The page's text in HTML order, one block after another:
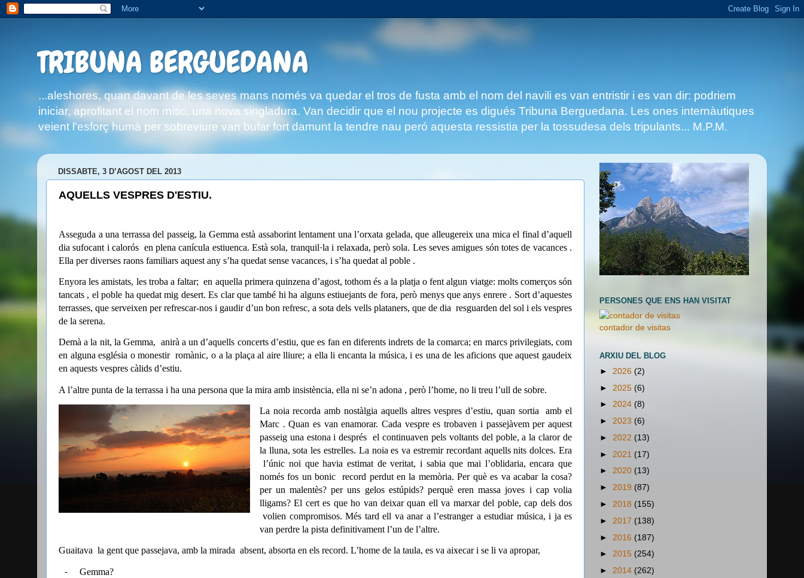
TRIBUNA BERGUEDANA
...aleshores, quan davant de les seves mans només va quedar el tros de fusta amb el nom del navili es van entristir i es van dir: podriem
iniciar, aprofitant el nom mític, una nova singladura. Van decidir que el nou projecte es digués Tribuna Berguedana. Les ones internàutiques
veient l'esforç humà per sobreviure van bufar fort damunt la tendre nau peró aquesta ressistia per la tossudesa dels tripulants... M.P.M.
DISSABTE, 3 D’AGOST DEL 2013
AQUELLS VESPRES D'ESTIU.
Asseguda a una terrassa del passeig, la Gemma està assaborint lentament una l’orxata gelada, que alleugereix una mica el final d’aquell
dia sufocant i calorós en plena canícula estiuenca. Està sola, tranquil·la i relaxada, però sola. Les seves amigues són totes de vacances .
Ella per diverses raons familiars aquest any s’ha quedat sense vacances, i s’ha quedat al poble .
Enyora les amistats, les troba a faltar; en aquella primera quinzena d’agost, tothom és a la platja o fent algun viatge: molts comerços són
tancats , el poble ha quedat mig desert. Es clar que també hi ha alguns estiuejants de fora, però menys que anys enrere . Sort d’aquestes
terrasses, que serveixen per refrescar-nos i gaudir d’un bon refresc, a sota dels vells plataners, que de dia resguarden del sol i els vespres
de la serena.
Demà a la nit, la Gemma, anirà a un d’aquells concerts d’estiu, que es fan en diferents indrets de la comarca; en marcs privilegiats, com
en alguna església o monestir romànic, o a la plaça al aire lliure; a ella li encanta la música, i es una de les aficions que aquest gaudeix
en aquests vespres càlids d’estiu.
A l’altre punta de la terrassa i ha una persona que la mira amb insistència, ella ni se’n adona , però l’home, no li treu l’ull de sobre.
La noia recorda amb nostàlgia aquells altres vespres d’estiu, quan sortia
amb el
Marc . Quan es van enamorar. Cada vespre es trobaven i passejàvem per aquest
passeig una estona i després el continuaven pels voltants del poble, a la claror de
la lluna, sota les estrelles. La noia es va estremir recordant aquells nits dolces. Era
l’únic noi que havia estimat de veritat, i sabia que mai l’oblidaria, encara que
només fos un bonic
record perdut en la memòria. Per què es va acabar la cosa?
per un malentès? per uns gelos estúpids? perquè eren massa joves i cap volia
lligams? El cert es que ho van deixar quan ell va marxar del poble, cap dels dos
volien compromisos. Més tard ell va anar a l’estranger a estudiar música, i ja es
van perdre la pista definitivament l’un de l’altre.
Guaitava la gent que passejava, amb la mirada absent, absorta en els record. L’home de la taula, es va aixecar i se li va apropar,
- Gemma?
PERSONES QUE ENS HAN VISITAT
contador de visitas
ARXIU DEL BLOG
► 2026 (2)
► 2025 (6)
► 2024 (8)
► 2023 (6)
► 2022 (13)
► 2021 (17)
► 2020 (13)
► 2019 (87)
► 2018 (155)
► 2017 (138)
► 2016 (187)
► 2015 (254)
► 2014 (262)